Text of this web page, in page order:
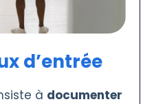
d’entrée
à documenter